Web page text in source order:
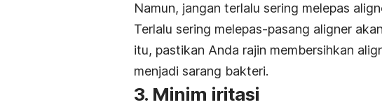
Namun, jangan terlalu sering melepas
Terlalu sering melepas-pasang aligner
itu, pastikan Anda rajin membersihkan
menjadi sarang bakteri.
3. Minim iritasi